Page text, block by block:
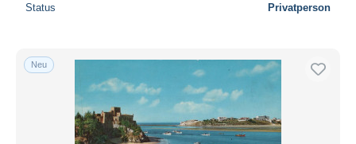
Status Privatperson
Neu